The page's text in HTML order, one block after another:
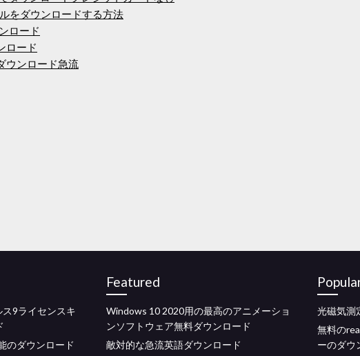
をダウンロードする方法
ロード
ロード
ウンロード急流
9ライセンスキ
のダウンロード
Featured
Windows 10 2020用の最高のアニメーショ
ンソフトウェア無料ダウンロード
敵対的な急流英語ダウンロード
光磁気測
無料の
ーのダウ